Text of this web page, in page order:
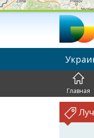
Главная